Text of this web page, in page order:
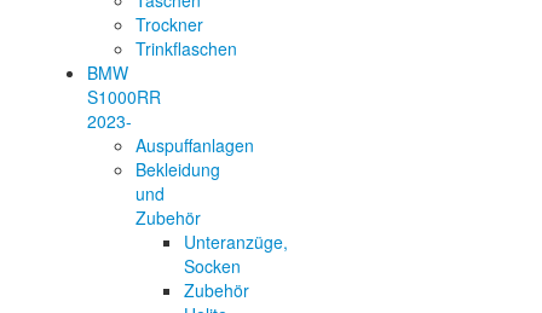
Trockner
Trinkflaschen
BMW
S1000RR
2023-
Auspuffanlagen
Bekleidung
und
Zubehör
Unteranzüge,
Socken
Zubehör